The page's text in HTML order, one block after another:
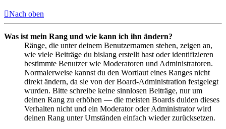
Nach oben
Was ist mein Rang und wie kann ich ihn ändern?
Ränge, die unter deinem Benutzernamen stehen, zeigen an,
wie viele Beiträge du bislang erstellt hast oder identifizieren
bestimmte Benutzer wie Moderatoren und Administratoren.
Normalerweise kannst du den Wortlaut eines Ranges nicht
direkt ändern, da sie von der Board-Administration festgelegt
wurden. Bitte schreibe keine sinnlosen Beiträge, nur um
deinen Rang zu erhöhen — die meisten Boards dulden dieses
Verhalten nicht und ein Moderator oder Administrator wird
deinen Rang unter Umständen einfach wieder zurücksetzen.